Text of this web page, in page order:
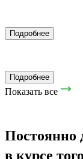
Подробнее
Подробнее
Показать все
Постоянно
в курсе